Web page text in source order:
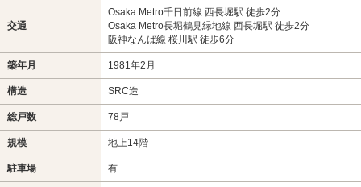
交通
Osaka Metro千日前線 西長堀駅 徒歩2分
Osaka Metro長堀鶴見緑地線 西長堀駅 徒歩2分
阪神なんば線 桜川駅 徒歩6分
築年月 1981年2月
構造 SRC造
総戸数 78戸
規模 地上14階
駐車場 有